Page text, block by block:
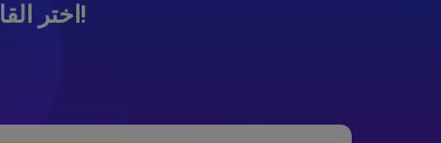
اختر القالب الذي يناسبك بشكل أفضل!